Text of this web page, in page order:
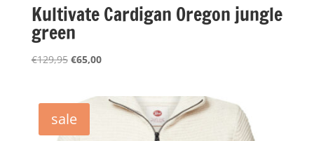
Kultivate Cardigan Oregon jungle
green
€129,95 Oorspronkelijke
€129,95.
€65,00Huidige
€65,00.
sale